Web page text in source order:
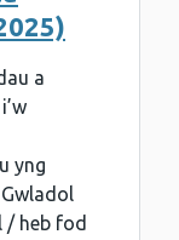
a
yng
/ heb fod